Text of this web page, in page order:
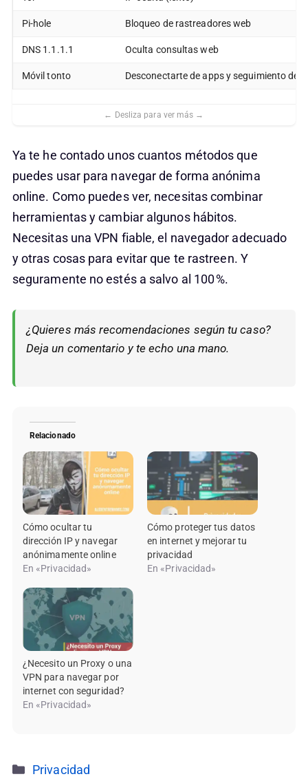
Pi-hole Bloqueo de rastreadores web
DNS 1.1.1.1 Oculta consultas web
Móvil tonto Desconectarte de apps y seguimiento de
Ya te he contado unos cuantos métodos que
puedes usar para navegar de forma anónima
online. Como puedes ver, necesitas combinar
herramientas y cambiar algunos hábitos.
Necesitas una VPN fiable, el navegador adecuado
y otras cosas para evitar que te rastreen. Y
seguramente no estés a salvo al 100 %.
¿Quieres más recomendaciones según tu caso?
Deja un comentario y te echo una mano.
Relacionado
Cómo ocultar tu
dirección IP y navegar
anónimamente online
En «Privacidad»
Cómo proteger tus datos
en internet y mejorar tu
privacidad
En «Privacidad»
¿Necesito un Proxy o una
VPN para navegar por
internet con seguridad?
En «Privacidad»
Categorías
Privacidad